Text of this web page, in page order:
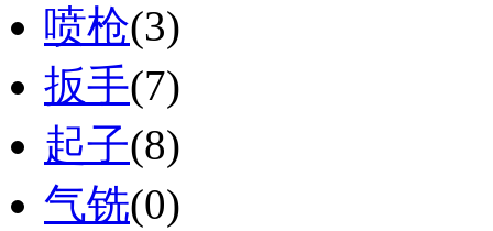
喷枪(3)
扳手(7)
起子(8)
气铣(0)